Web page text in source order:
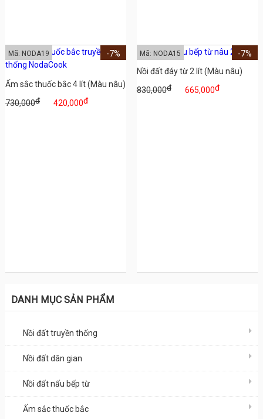
Ấm sắc thuốc bắc 4 lít (Màu nâu)
730,000đ 420,000đ
-7%
Mã: NODA19
Nồi đất đáy từ 2 lít (Màu nâu)
830,000đ 665,000đ
-7%
Mã: NODA15
DANH MỤC SẢN PHẨM
Nồi đất truyền thống
Nồi đất dân gian
Nồi đất nấu bếp từ
Ấm sắc thuốc bắc